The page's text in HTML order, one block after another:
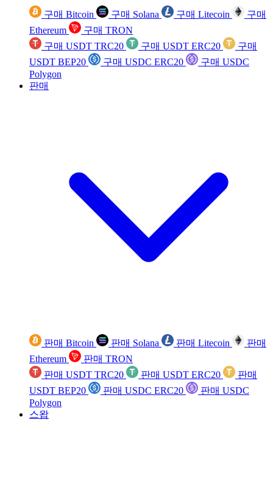
구매 Bitcoin 구매 Solana 구매 Litecoin
구매
Ethereum
구매 TRON
구매 USDT TRC20
구매 USDT ERC20
구매
USDT BEP20
구매 USDC ERC20
구매 USDC
Polygon
판매
판매 Bitcoin 판매 Solana 판매 Litecoin
판매
Ethereum
판매 TRON
판매 USDT TRC20
판매 USDT ERC20
판매
USDT BEP20
판매 USDC ERC20
판매 USDC
Polygon
스왑